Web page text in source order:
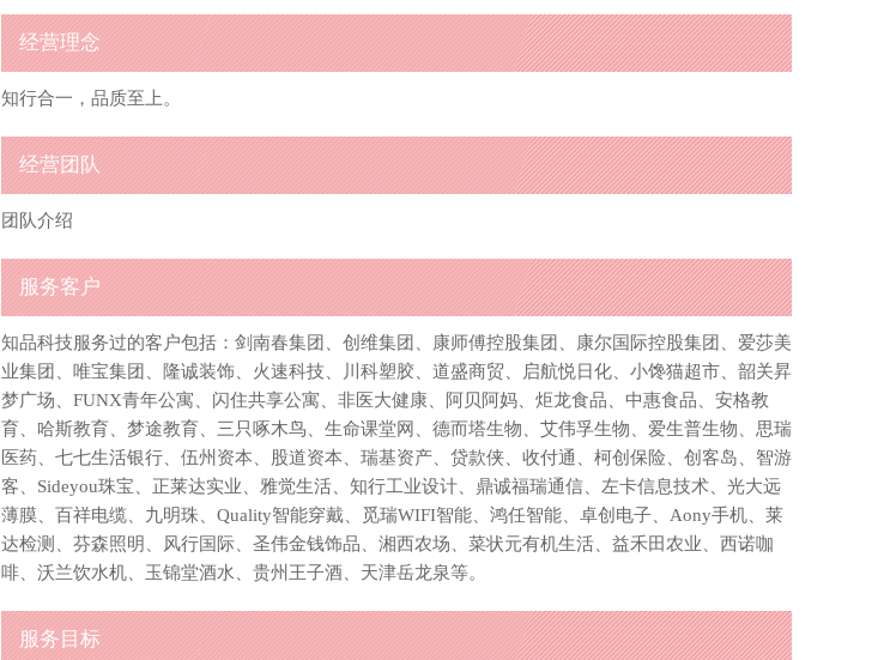
经营理念
知行合一，品质至上。
经营团队
团队介绍
服务客户
知品科技服务过的客户包括：剑南春集团、创维集团、康师傅控股集团、康尔国际控股集团、爱莎美
业集团、唯宝集团、隆诚装饰、火速科技、川科塑胶、道盛商贸、启航悦日化、小馋猫超市、韶关昇
梦广场、FUNX青年公寓、闪住共享公寓、非医大健康、阿贝阿妈、炬龙食品、中惠食品、安格教
育、哈斯教育、梦途教育、三只啄木鸟、生命课堂网、德而塔生物、艾伟孚生物、爱生普生物、思瑞
医药、七七生活银行、伍州资本、股道资本、瑞基资产、贷款侠、收付通、柯创保险、创客岛、智游
客、Sideyou珠宝、正莱达实业、雅觉生活、知行工业设计、鼎诚福瑞通信、左卡信息技术、光大远
薄膜、百祥电缆、九明珠、Quality智能穿戴、觅瑞WIFI智能、鸿任智能、卓创电子、Aony手机、莱
达检测、芬森照明、风行国际、圣伟金钱饰品、湘西农场、菜状元有机生活、益禾田农业、西诺咖
啡、沃兰饮水机、玉锦堂酒水、贵州王子酒、天津岳龙泉等。
服务目标